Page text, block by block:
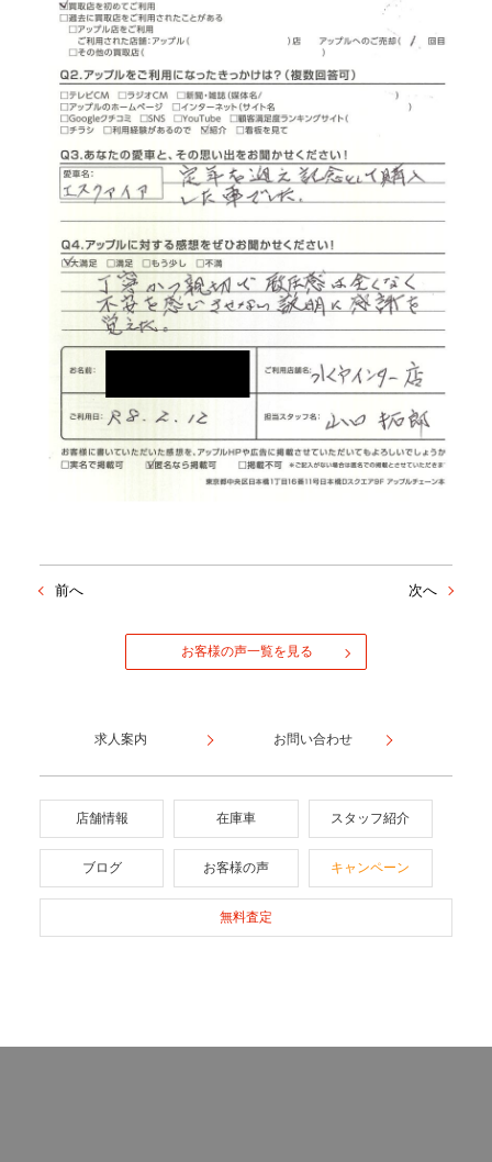
前へ 次へ
お客様の声一覧を見る
求人案内 お問い合わせ
店舗情報 在庫車 スタッフ紹介
ブログ お客様の声 キャンペーン
無料査定